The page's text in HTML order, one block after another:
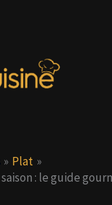
Plat
: le guide